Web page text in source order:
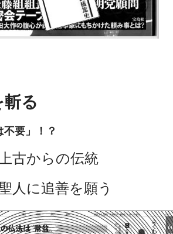
斬る
要」！？
古からの伝統
人に追善を願う